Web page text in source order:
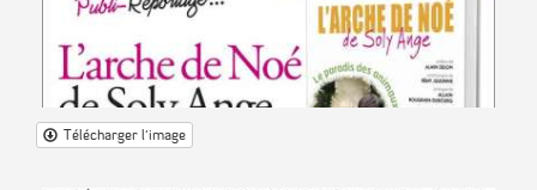
Télécharger l'image